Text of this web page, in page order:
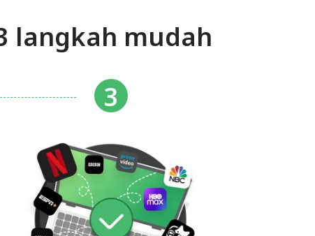
langkah mudah